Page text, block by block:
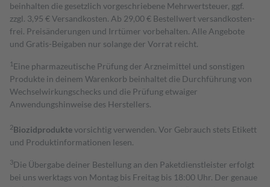
beinhalten die gesetzlich vorgeschriebene Mehrwertsteuer, ggf.
zzgl. 3,95 € Versandkosten. Ab 29,00 € Bestell­wert versand­kosten­
frei. Preisänderungen und Irrtümer vorbehalten. Alle Angebote
und Gratis-Beigaben nur solange der Vorrat reicht.
1 Eine pharmazeutische Prüfung der Arzneimittel und sonstigen
Produkte in deinem Warenkorb beinhaltet die Durchführung von
Wechselwirkungschecks und die Prüfung etwaiger
Anwendungshinweise des Herstellers.
2Biozidproduktevorsichtig verwenden. Vor Gebrauch stets Etikett
und Produktinformationen lesen.
3Die Übergabe deiner Bestellung an den Paketdienstleister erfolgt
bei uns werktags von Montag bis Freitag bis 18:00 Uhr. Der genaue